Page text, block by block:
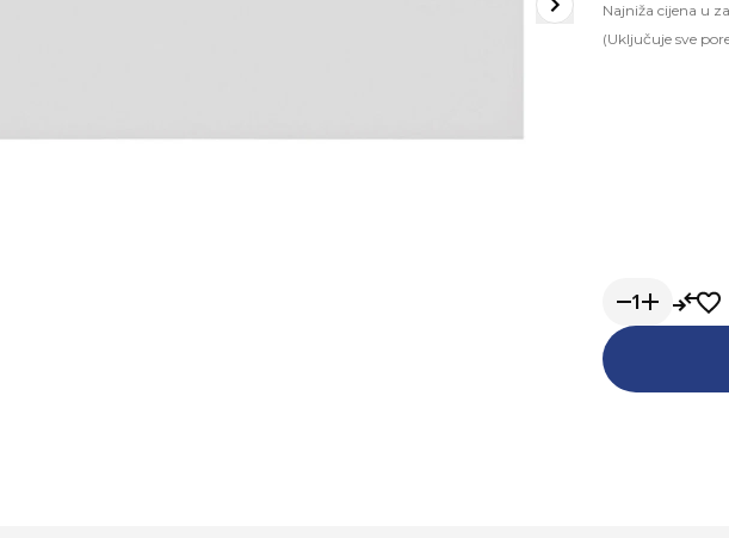
Najniža cijena u
(Uključuje sve
1